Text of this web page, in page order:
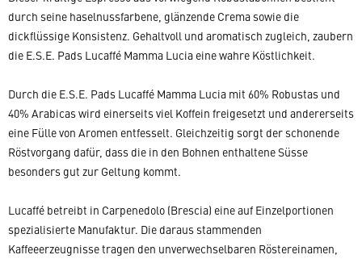
durch seine haselnussfarbene, glänzende Crema sowie die
dickflüssige Konsistenz. Gehaltvoll und aromatisch zugleich, zaubern
die E.S.E. Pads Lucaffé Mamma Lucia eine wahre Köstlichkeit.
Durch die E.S.E. Pads Lucaffé Mamma Lucia mit 60% Robustas und
40% Arabicas wird einerseits viel Koffein freigesetzt und andererseits
eine Fülle von Aromen entfesselt. Gleichzeitig sorgt der schonende
Röstvorgang dafür, dass die in den Bohnen enthaltene Süsse
besonders gut zur Geltung kommt.
Lucaffé betreibt in Carpenedolo (Brescia) eine auf Einzelportionen
spezialisierte Manufaktur. Die daraus stammenden
Kaffeeerzeugnisse tragen den unverwechselbaren Röstereinamen,